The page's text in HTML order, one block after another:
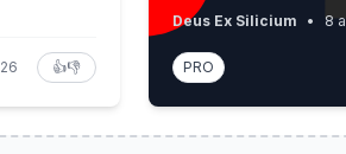
👍👎
Deus Ex Silicium • 8
PRO